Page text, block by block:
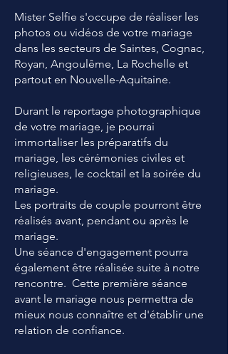
Mister Selfie s'occupe de réaliser les
photos ou vidéos de votre mariage
dans les secteurs de Saintes, Cognac,
Royan, Angoulême, La Rochelle et
partout en Nouvelle-Aquitaine.
Durant le reportage photographique
de votre mariage, je pourrai
immortaliser les préparatifs du
mariage, les cérémonies civiles et
religieuses, le cocktail et la soirée du
mariage.
Les portraits de couple pourront être
réalisés avant, pendant ou après le
mariage.
Une séance d'engagement pourra
également être réalisée suite à notre
rencontre. Cette première séance
avant le mariage nous permettra de
mieux nous connaître et d'établir une
relation de confiance.